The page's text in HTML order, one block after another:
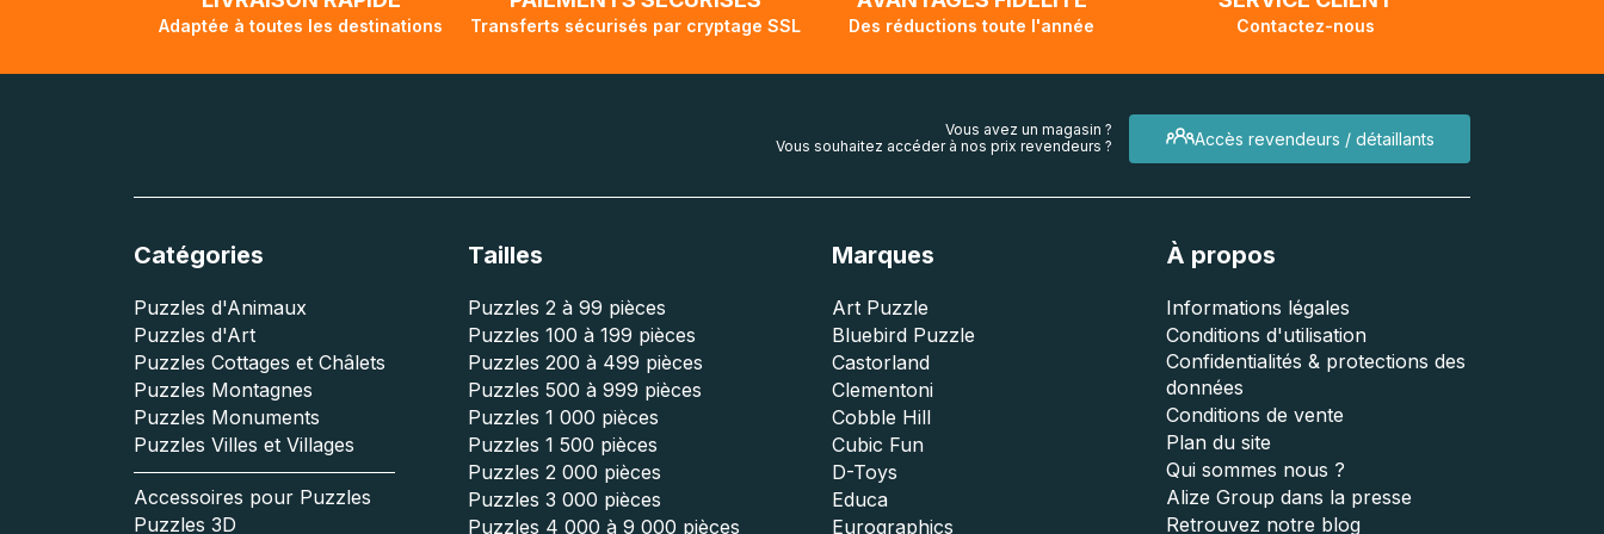
Adaptée à toutes les destinations Transferts sécurisés par cryptage SSL Des réductions toute l'année Contactez-nous
Accès revendeurs / détaillants
Vous avez un magasin ?
Vous souhaitez accéder à nos prix revendeurs ?
Catégories
Puzzles d'Animaux
Puzzles d'Art
Puzzles Cottages et Châlets
Puzzles Montagnes
Puzzles Monuments
Puzzles Villes et Villages
Accessoires pour Puzzles
Puzzles 3D
Tailles
Puzzles 2 à 99 pièces
Puzzles 100 à 199 pièces
Puzzles 200 à 499 pièces
Puzzles 500 à 999 pièces
Puzzles 1 000 pièces
Puzzles 1 500 pièces
Puzzles 2 000 pièces
Puzzles 3 000 pièces
Puzzles 4 000 à 9 000 pièces
Marques
Art Puzzle
Bluebird Puzzle
Castorland
Clementoni
Cobble Hill
Cubic Fun
D-Toys
Educa
Eurographics
À propos
Informations légales
Conditions d'utilisation
Confidentialités & protections des
données
Conditions de vente
Plan du site
Qui sommes nous ?
Alize Group dans la presse
Retrouvez notre blog